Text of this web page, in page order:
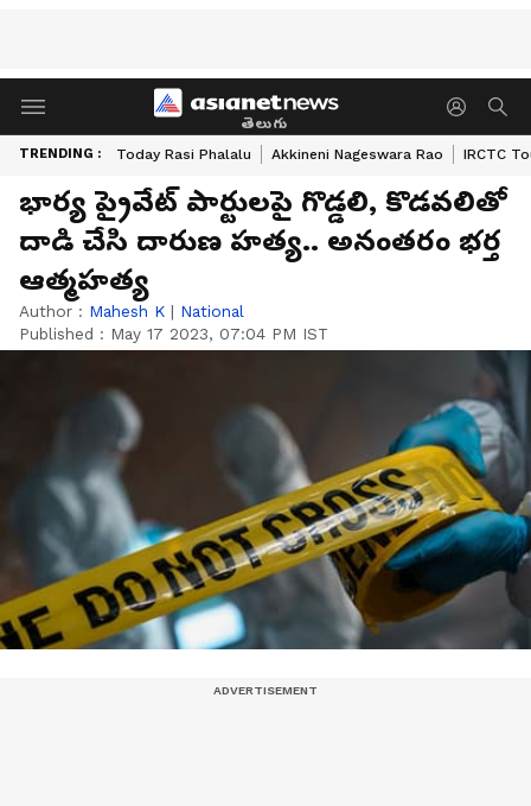
తెలుగు
TRENDING : Today Rasi Phalalu Akkineni Nageswara Rao IRCTC
భార్య ప్రైవేట్ పార్టులపై గొడ్డలి, కొడవలితో
దాడి చేసి దారుణ హత్య.. అనంతరం భర్త
ఆత్మహత్య
Author : Mahesh K | National
Published : May 17 2023, 07:04 PM IST